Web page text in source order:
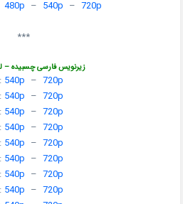
480p – 540p – 720p
***
زیرنویس فارسی چسبیده –
540p – 720p
540p – 720p
540p – 720p
540p – 720p
540p – 720p
540p – 720p
540p – 720p
540p – 720p